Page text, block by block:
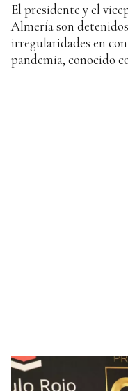
El presidente y el
Almería son
irregularidades en
pandemia, conocido